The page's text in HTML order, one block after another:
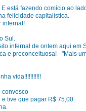
está fazendo comício ao
felicidade capitalística.
infernal!
Sul.
infernal de ontem aqui em
e preconceituosa! - "Mais
vida!!!!!!!!!!!
convosco
tive que pagar R$ 75,00